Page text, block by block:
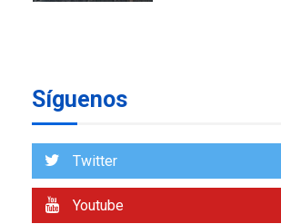
1
De la Espriella
Síguenos
Twitter
Youtube